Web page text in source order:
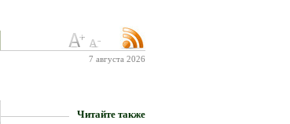
7 августа 2026
Читайте также